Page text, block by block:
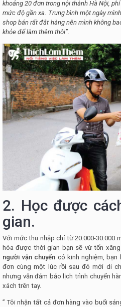
khoảng 20 đơn trong nội thành Hà Nội,
mức độ gần xa. Trung bình một ngày
shop bán rất đắt hàng nên mình không
khỏe để làm thêm thôi”.
2. Học được
gian.
Với mức thu nhập chỉ từ 20.000-30.000
hóa được thời gian bạn sẽ vừ tốn
người vận chuyển có kinh nghiệm, bạn
đơn cùng một lúc rồi sau đó mới di
nhưng vẫn đảm bảo lịch trình chuyển
xách trên tay.
” Tôi nhận tất cả đơn hàng vào buổi